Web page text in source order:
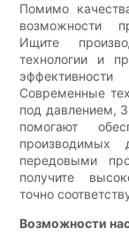
Помимо
возможности
Ищите
технологии и
эффективности
Современные
под давлением,
помогают
производимых
передовыми
получите
точно
Возможности